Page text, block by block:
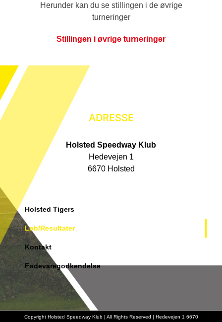
Herunder kan du se stillingen i de øvrige
turneringer
Stillingen i øvrige turneringer
ADRESSE
Holsted Speedway Klub
Hedevejen 1
6670 Holsted
Holsted Tigers
Løb/Resultater
Kontakt
Fødevaregodkendelse
Copyright Holsted Speedway Klub | All Rights Reserved | Hedevejen 1 6670